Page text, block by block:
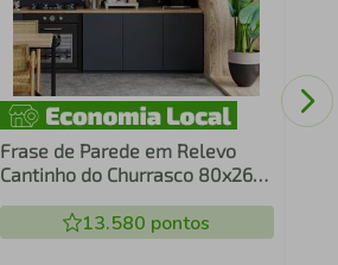
Frase de Parede em Relevo
Cantinho do Churrasco 80x26
13.580 pontos